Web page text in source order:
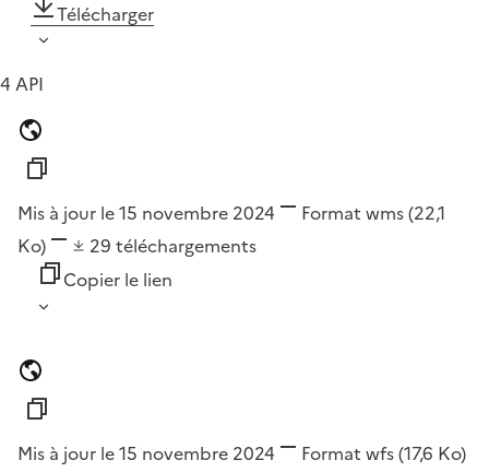
Télécharger
4 API
Mis à jour le 15 novembre 2024 Format wms(22,1
Ko)
29 téléchargements
Copier le lien
Mis à jour le 15 novembre 2024 Format wfs(17,6 Ko)